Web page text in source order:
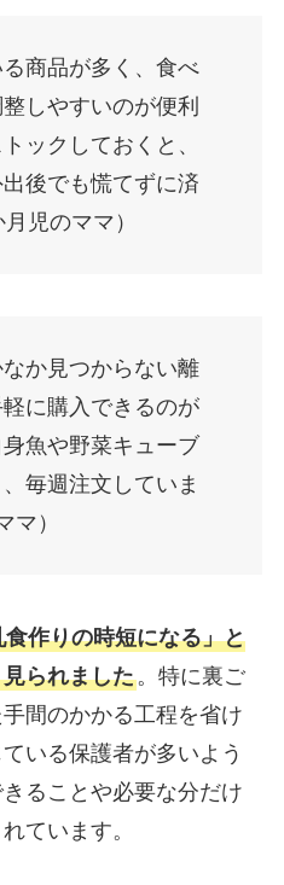
商品が多く、食べ
しやすいのが便利
ックしておくと、
後でも慌てずに済
児のママ）
か見つからない離
に購入できるのが
魚や野菜キューブ
毎週注文していま
マ）
作りの時短になる」と
られました。特に裏ご
間のかかる工程を省け
いる保護者が多いよう
ることや必要な分だけ
ています。